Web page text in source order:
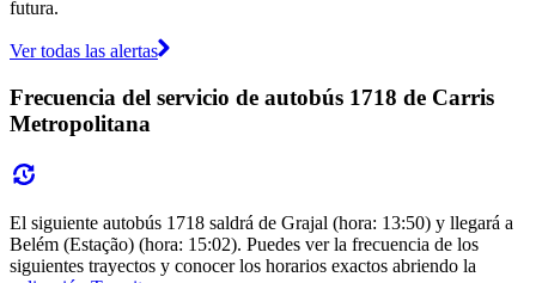
futura.
Ver todas las alertas
Frecuencia del servicio de autobús 1718 de Carris
Metropolitana
El siguiente autobús 1718 saldrá de Grajal (hora: 13:50) y llegará a
Belém (Estação) (hora: 15:02). Puedes ver la frecuencia de los
siguientes trayectos y conocer los horarios exactos abriendo la